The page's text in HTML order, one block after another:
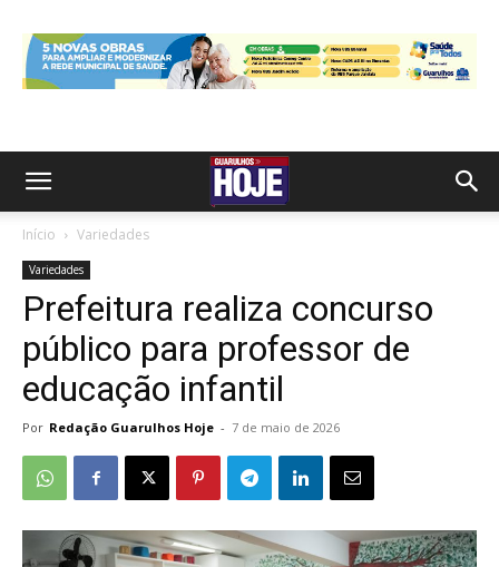
Início Variedades
Variedades
Prefeitura realiza concurso
público para professor de
educação infantil
Por Redação Guarulhos Hoje - 7 de maio de 2026